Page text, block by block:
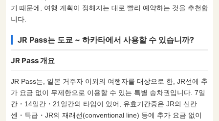
기 때문에, 여행 계획이 정해지는 대로 빨리 예약하는 것을 추천합
니다.
JR Pass는 도쿄 ~ 하카타에서 사용할 수 있습니까?
JR Pass 개요
JR Pass는, 일본 거주자 이외의 여행자를 대상으로 한, JR선에 추
가 요금 없이 무제한으로 이용할 수 있는 특별 승차권입니다. 7일
간・14일간・21일간의 타입이 있어, 유효기간중은 JR의 신칸
센・특급・JR의 재래선(conventional line) 등에 추가 요금 없이